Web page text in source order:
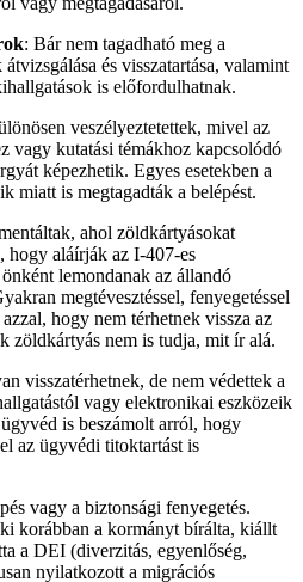
: Bár nem tagadható meg a
és visszatartása, valamint
is előfordulhatnak.
veszélyeztetettek, mivel az
vagy kutatási témákhoz kapcsolódó
képezhetik. Egyes esetekben a
miatt is megtagadták a belépést.
ahol zöldkártyásokat
hogy aláírják az I-407-es
lemondanak az állandó
megtévesztéssel, fenyegetéssel
hogy nem térhetnek vissza az
zöldkártyás nem is tudja, mit ír alá.
visszatérhetnek, de nem védettek a
vagy elektronikai eszközeik
is beszámolt arról, hogy
az ügyvédi titoktartást is
vagy a biztonsági fenyegetés.
korábban a kormányt bírálta, kiállt
a DEI (diverzitás, egyenlőség,
nyilatkozott a migrációs